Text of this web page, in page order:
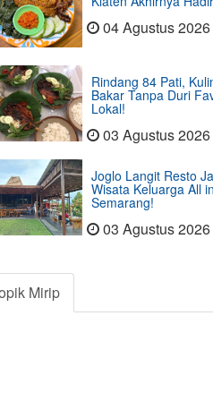
04 Agustus 2026
Rindang 84 Pati,
Bakar Tanpa Duri
Lokal!
03 Agustus 2026
Joglo Langit Resto
Wisata Keluarga All
Semarang!
03 Agustus 2026
Mirip